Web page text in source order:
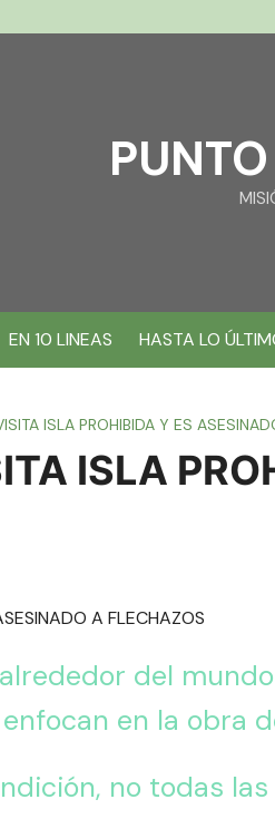
EN 10 LINEAS HASTA LO
ISLA PROHIBIDA Y ES
ISLA
del
en la obra
no todas